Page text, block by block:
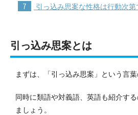
7 引っ込み思案な性格は行動次第
引っ込み思案とは
まずは、「引っ込み思案」という言葉
同時に類語や対義語、英語も紹介す
ましょう。